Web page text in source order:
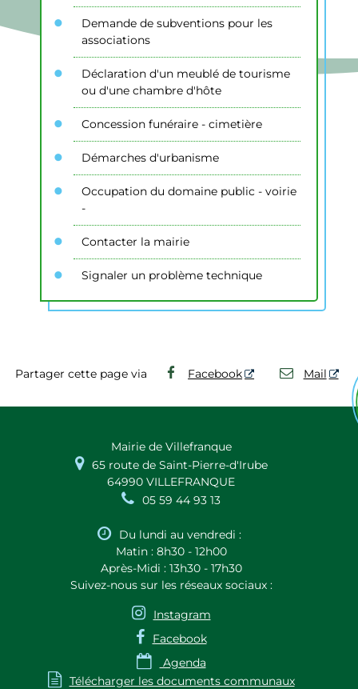
Demande de subventions pour les
associations
Déclaration d'un meublé de tourisme
ou d'une chambre d'hôte
Concession funéraire - cimetière
Démarches d'urbanisme
Occupation du domaine public - voirie
-
Contacter la mairie
Signaler un problème technique
Partager cette page via Facebook Mail
Mairie de Villefranque
 65 route de Saint-Pierre-d'Irube
64990 VILLEFRANQUE
 05 59 44 93 13

Du lundi au vendredi :
Matin : 8h30 - 12h00
Après-Midi : 13h30 - 17h30
Suivez-nous sur les réseaux sociaux :
 Instagram
 Facebook
 Agenda
 Télécharger les documents communaux